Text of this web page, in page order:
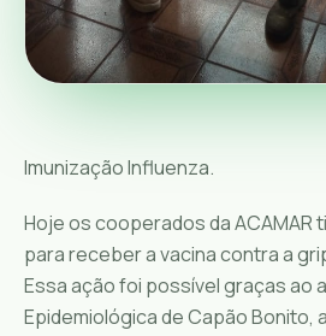
Imunização Influenza.
Hoje os cooperados da ACAMAR
para receber a vacina contra a
Essa ação foi possível graças ao
Epidemiológica de Capão Bonito,